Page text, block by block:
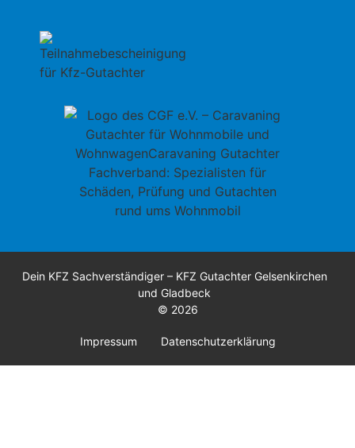
Dein KFZ Sachverständiger – KFZ Gutachter Gelsenkirchen
und Gladbeck
© 2026
Impressum Datenschutzerklärung